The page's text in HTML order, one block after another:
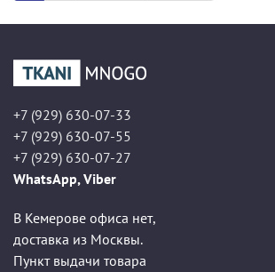
+7 (929) 630-07-33
+7 (929) 630-07-55
+7 (929) 630-07-27
WhatsApp, Viber
В Кемерове офиса нет,
доставка из Москвы.
Пункт выдачи товара